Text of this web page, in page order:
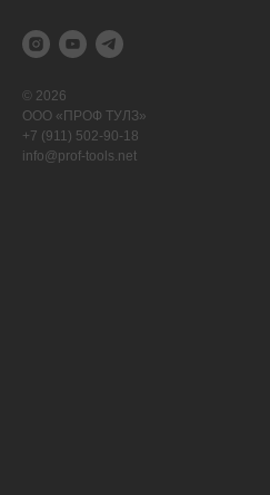
© 2026
ООО «ПРОФ ТУЛЗ»
+7 (911) 502-90-18
info@prof-tools.net